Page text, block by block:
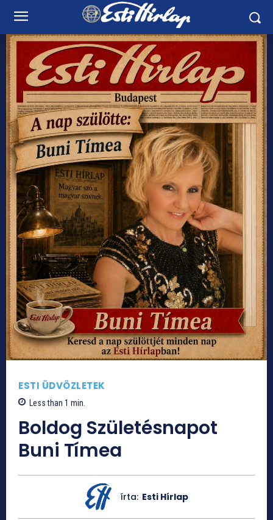
ESTI ÜDVÖZLETEK
Less than 1 min.
Boldog Születésnapot
Buni Tímea
írta: Esti Hírlap